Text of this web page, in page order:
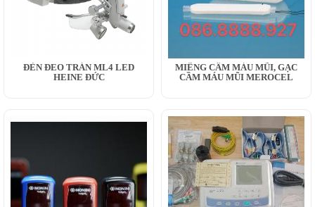
ĐÈN ĐEO TRÁN ML4 LED
HEINE ĐỨC
MIẾNG CẦM MÁU MŨI, GẠC
CẦM MÁU MŨI MEROCEL